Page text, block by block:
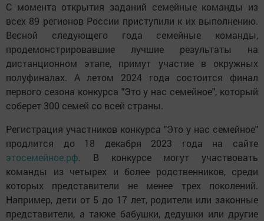
С момента открытия заданий семейные команды из
всех 89 регионов России приступили к их выполнению.
Весной следующего года семейные команды,
продемонстрировавшие лучшие результаты на
дистанционном этапе, примут участие в окружных
полуфиналах. А летом 2024 года состоится финал
первого сезона конкурса "Это у нас семейное", который
соберет 300 семей со всей страны.
Регистрация участников конкурса "Это у нас семейное"
продлится до 18 декабря 2023 года на сайте
этосемейное.рф. В конкурсе могут участвовать
команды из четырех и более родственников, среди
которых представители не менее трех поколений.
Например, дети от 5 до 17 лет, родители или законные
представители, а также бабушки, дедушки или другие